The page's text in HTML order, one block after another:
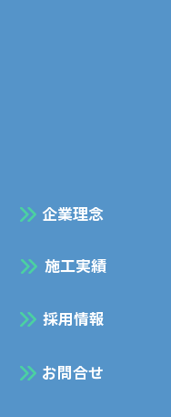
企業理念
施工実績
採用情報
お問合せ